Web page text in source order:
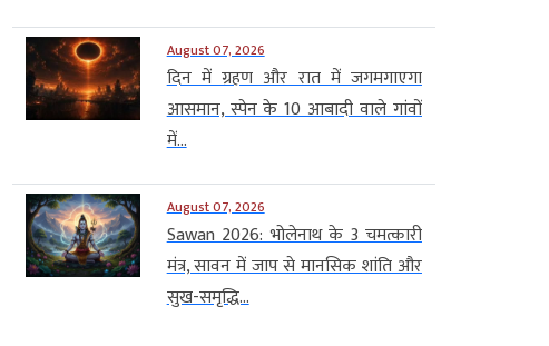
August 07, 2026
दिन में ग्रहण और रात में जगमगाएगा
आसमान, स्पेन के 10 आबादी वाले गांवों
में...
August 07, 2026
Sawan 2026: भोलेनाथ के 3 चमत्कारी
मंत्र, सावन में जाप से मानसिक शांति और
सुख-समृद्धि...